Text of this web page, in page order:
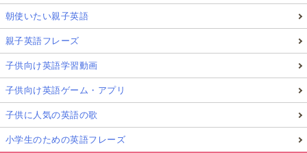
朝使いたい親子英語
親子英語フレーズ
子供向け英語学習動画
子供向け英語ゲーム・アプリ
子供に人気の英語の歌
小学生のための英語フレーズ